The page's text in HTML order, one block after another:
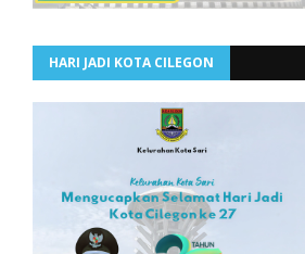
HARI JADI KOTA CILEGON